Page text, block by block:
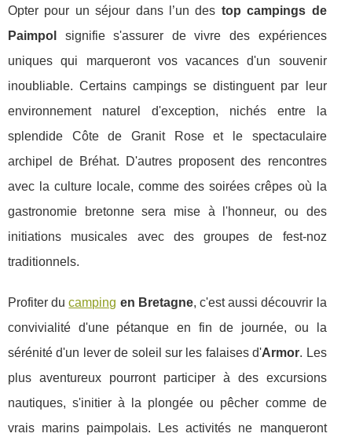
Opter pour un séjour dans l’un des top campings de
Paimpol
signifie s'assurer de vivre des expériences
uniques qui marqueront vos vacances d'un souvenir
inoubliable. Certains campings se distinguent par leur
environnement naturel d'exception, nichés entre la
splendide Côte de Granit Rose et le spectaculaire
archipel de Bréhat. D'autres proposent des rencontres
avec la culture locale, comme des soirées crêpes où la
gastronomie bretonne sera mise à l'honneur, ou des
initiations musicales avec des groupes de fest-noz
traditionnels.
Profiter ducamping en Bretagne, c'est aussi découvrir la
convivialité d'une pétanque en fin de journée, ou la
sérénité d'un lever de soleil sur les falaises d'Armor. Les
plus aventureux pourront participer à des excursions
nautiques, s'initier à la plongée ou pêcher comme de
vrais marins paimpolais. Les activités ne manqueront